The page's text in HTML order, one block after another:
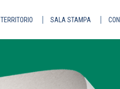
TERRITORIO SALA STAMPA